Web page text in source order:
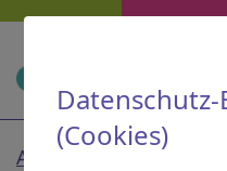
(Cookies)
Navigation und
Zur Hauptnavigation
Zur Suche springen
Zum Inhalt springen
Zu den Service-
Aktuelles